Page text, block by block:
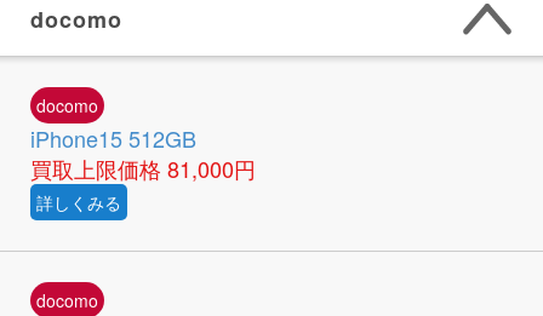
docomo
docomo
iPhone15 512GB
買取上限価格 81,000円
詳しくみる
docomo